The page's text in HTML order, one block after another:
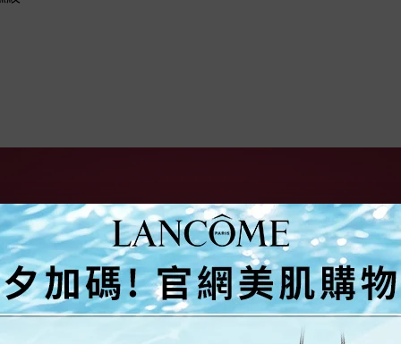
絕對完美琉光
琉光鏡透 嫩唇持色